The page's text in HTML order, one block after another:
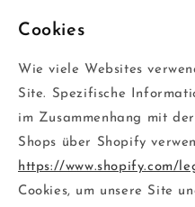
Cookies
Wie viele Websites
Site. Spezifische
im Zusammenhang mit
Shops über Shopify
https://www.shopify.com/
Cookies, um unsere Site